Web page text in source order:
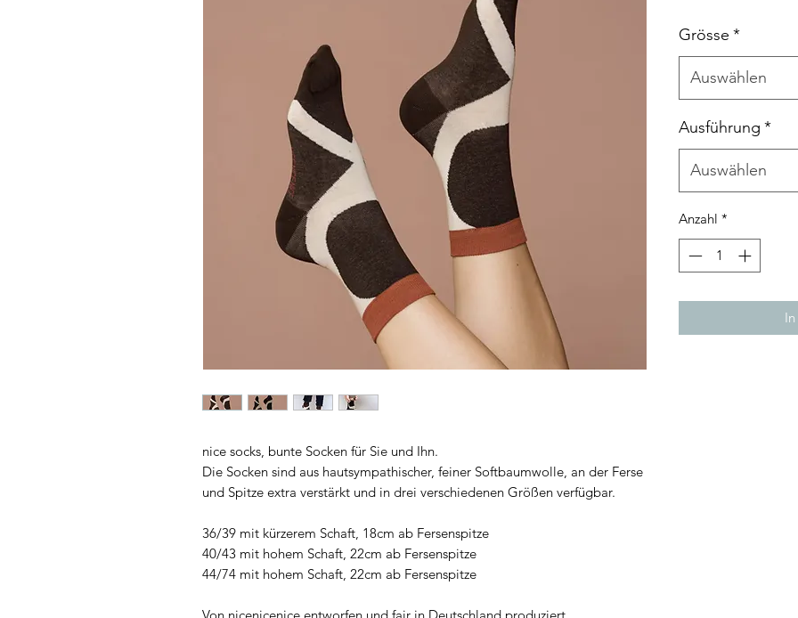
nice socks, bunte Socken für Sie und Ihn.
Die Socken sind aus hautsympathischer, feiner Softbaumwolle, an der Ferse
und Spitze extra verstärkt und in drei verschiedenen Größen verfügbar.
36/39 mit kürzerem Schaft, 18cm ab Fersenspitze
40/43 mit hohem Schaft, 22cm ab Fersenspitze
44/74 mit hohem Schaft, 22cm ab Fersenspitze
Von nicenicenice entworfen und fair in Deutschland produziert.
Grösse *
Auswählen
Ausführung *
Auswählen
Anzahl *